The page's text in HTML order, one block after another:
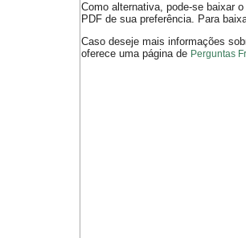
Como alternativa, pode-se baixar
PDF de sua preferência. Para
Caso deseje mais informações
oferece uma página de Perguntas